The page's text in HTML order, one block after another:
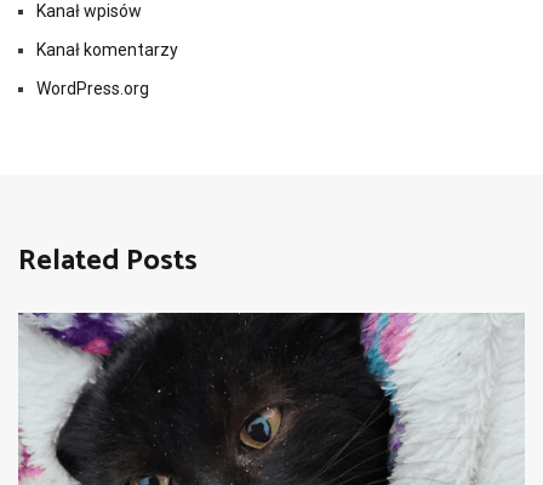
Kanał wpisów
Kanał komentarzy
WordPress.org
Related Posts